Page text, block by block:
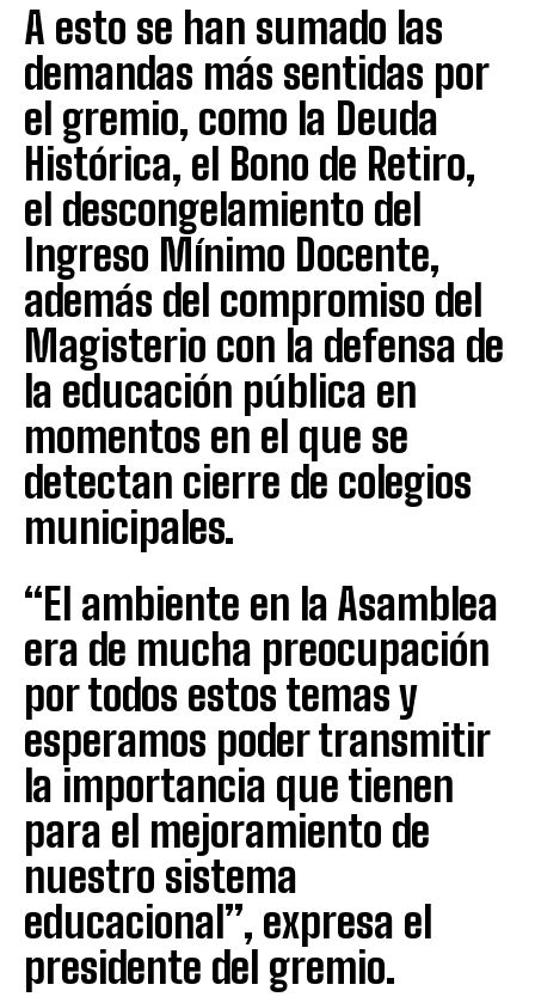
A esto se han sumado las
demandas más sentidas por
el gremio, como la Deuda
Histórica, el Bono de Retiro,
el descongelamiento del
Ingreso Mínimo Docente,
además del compromiso del
Magisterio con la defensa de
la educación pública en
momentos en el que se
detectan cierre de colegios
municipales.
“El ambiente en la Asamblea
era de mucha preocupación
por todos estos temas y
esperamos poder transmitir
la importancia que tienen
para el mejoramiento de
nuestro sistema
educacional”, expresa el
presidente del gremio.